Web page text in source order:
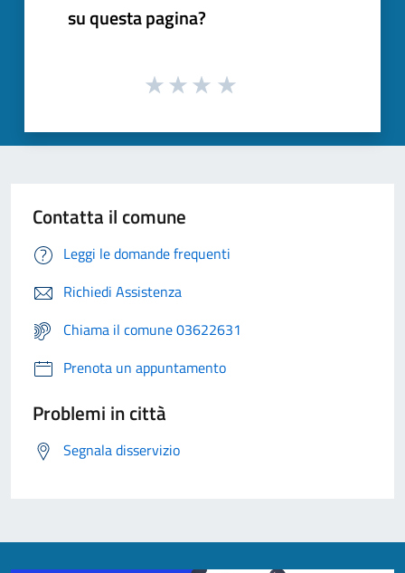
su questa pagina?
Contatta il comune
Leggi le domande frequenti
Richiedi Assistenza
Chiama il comune 03622631
Prenota un appuntamento
Problemi in città
Segnala disservizio